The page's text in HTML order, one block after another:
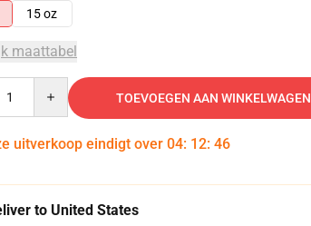
15 oz
maattabel
TOEVOEGEN AAN WINKELWAGEN
uitverkoop eindigt over 04: 12: 45
to United States